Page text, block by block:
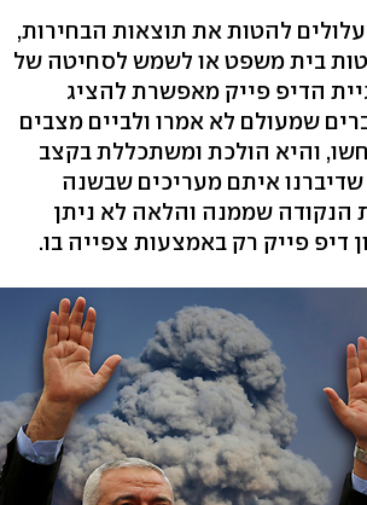
עלולים להטות את תוצאות הבחירות,
בית משפט או לשמש לסחיטה של
הדיפ פייק מאפשרת להציג
שמעולם לא אמרו ולביים מצבים
והיא הולכת ומשתכללת בקצב
איתם מעריכים שבשנה
הנקודה שממנה והלאה לא ניתן
דיפ פייק רק באמצעות צפייה בו.